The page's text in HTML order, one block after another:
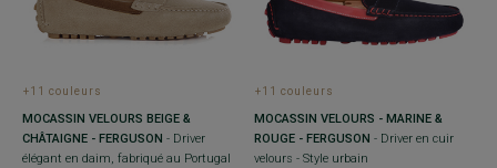
+11 couleurs
MOCASSIN VELOURS BEIGE &
CHÂTAIGNE - FERGUSON - Driver
élégant en daim, fabriqué au Portugal
+11 couleurs
MOCASSIN VELOURS - MARINE &
ROUGE - FERGUSON - Driver en cuir
velours - Style urbain